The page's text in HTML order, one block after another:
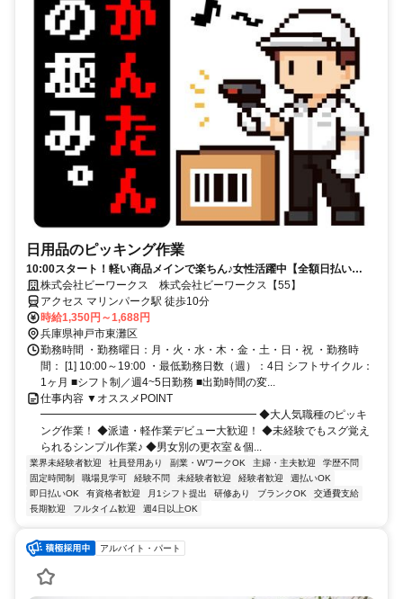
日用品のピッキング作業
10:00スタート！軽い商品メインで楽ちん♪女性活躍中【全額日払い
OK】株式会社ビーワークス 株式会社ビーワークス【55】
アクセス マリンパーク駅 徒歩10分
時給1,350円～1,688円
兵庫県神戸市東灘区
勤務時間 ・勤務曜日：月・火・水・木・金・土・日・祝 ・勤務時
間： [1] 10:00～19:00 ・最低勤務日数（週）：4日 シフトサイクル：
1ヶ月 ■シフト制／週4~5日勤務 ■出勤時間の変...
仕事内容 ▼オススメPOINT
━━━━━━━━━━━━━━━━━━━━ ◆大人気職種のピッキ
ング作業！ ◆派遣・軽作業デビュー大歓迎！ ◆未経験でもスグ覚え
られるシンプル作業♪ ◆男女別の更衣室＆個...
業界未経験者歓迎 社員登用あり 副業・WワークOK 主婦・主夫歓迎
学歴不問
固定時間制
職場見学可 経験不問 未経験者歓迎 経験者歓迎
週払いOK
即日払いOK
有資格者歓迎 月1シフト提出 研修あり ブランクOK
交通費支給
長期歓迎
フルタイム歓迎 週4日以上OK
アルバイト・パート